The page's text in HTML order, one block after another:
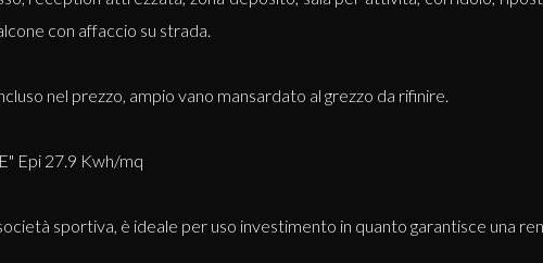
con affaccio su strada.
nel prezzo, ampio vano mansardato al grezzo da rifinire.
Epi 27.9 Kwh/mq
sportiva, è ideale per uso investimento in quanto garantisce una